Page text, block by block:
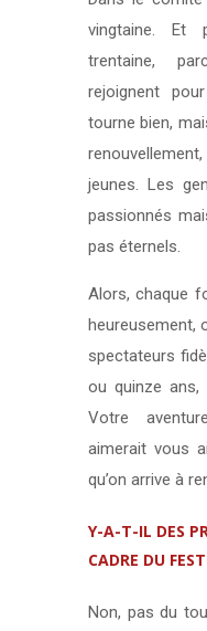
vingtaine. Et
trentaine,
rejoignent
tourne bien,
jeunes. Les
passionnés
pas éternels.
Alors, chaque
heureusement,
spectateurs
ou quinze
Votre
aimerait vous
qu’on arrive à
Y-A-T-IL DES
CADRE DU
Non, pas du